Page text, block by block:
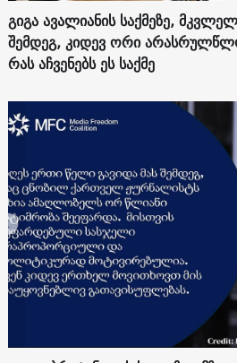
გიგა ავალიანის საქმეზე,
შემდეგ, კიდევ ორი
რას აჩვენებს ეს საქმე